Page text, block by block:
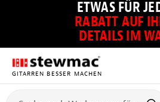
ETWAS FÜR
RABATT AUF
DETAILS IM
GITARREN BESSER MACHEN